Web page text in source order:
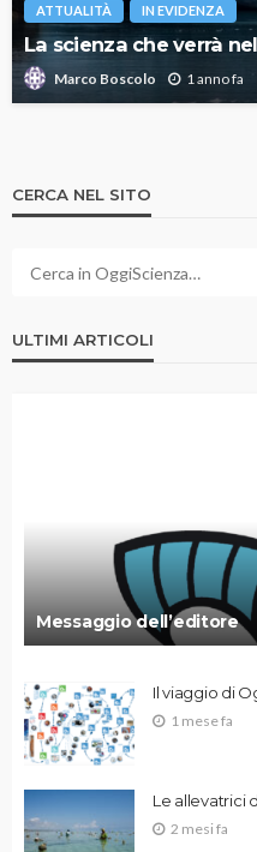
ATTUALITÀ IN EVIDENZA
La scienza che verrà
Marco Boscolo 1 anno fa
CERCA NEL SITO
ULTIMI ARTICOLI
Messaggio dell’editore
Il viaggio di
1 mese fa
Le allevatrici
2 mesi fa